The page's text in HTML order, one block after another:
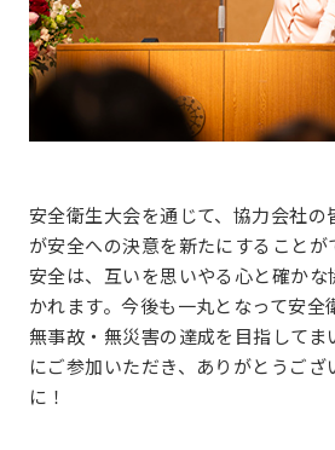
安全衛生大会を通じて、協力会社の
が安全への決意を新たにすること
安全は、互いを思いやる心と確か
かれます。今後も一丸となって安全
無事故・無災害の達成を目指してま
にご参加いただき、ありがとうござ
に！